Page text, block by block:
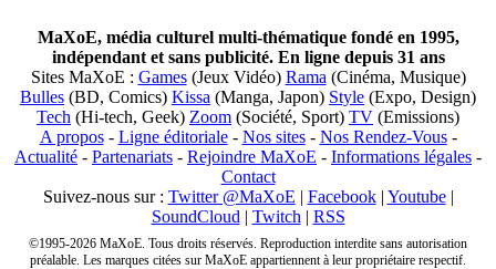
MaXoE, média culturel multi-thématique fondé en 1995,
indépendant et sans publicité. En ligne depuis 31 ans
Sites MaXoE : Games(Jeux Vidéo) Rama (Cinéma, Musique)
Bulles (BD, Comics) Kissa (Manga, Japon) Style (Expo, Design)
Tech (Hi-tech, Geek) Zoom (Société, Sport) TV (Emissions)
A propos- Ligne éditoriale- Nos sites- Nos Rendez-Vous-
Actualité - Partenariats - Rejoindre MaXoE - Informations légales -
Contact
Suivez-nous sur : Twitter @MaXoE | Facebook| Youtube|
SoundCloud | Twitch | RSS
©1995-2026 MaXoE. Tous droits réservés. Reproduction interdite sans autorisation
préalable. Les marques citées sur MaXoE appartiennent à leur propriétaire respectif.